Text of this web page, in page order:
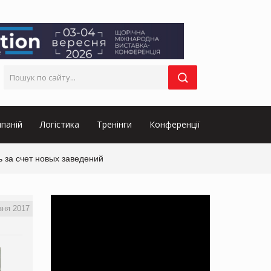
Логістика Тренінги Конференції
счет новых заведений
2017